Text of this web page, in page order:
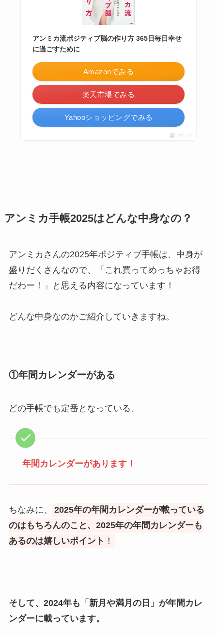
アンミカ流ポジティブ脳の作り方 365日毎日幸せ
に過ごすために
Amazonでみる
楽天市場でみる
Yahooショッピングでみる
ポチップ
アンミカ手帳2025はどんな中身なの？
アンミカさんの2025年ポジティブ手帳は、中身が
盛りだくさんなので、「これ買ってめっちゃお得
だわー！」と思える内容になっています！
どんな中身なのかご紹介していきますね。
①年間カレンダーがある
どの手帳でも定番となっている、
年間カレンダーがあります！
ちなみに、
2025年の年間カレンダーが載っている
のはもちろんのこと、2025年の年間カレンダーも
あるのは嬉しいポイント ！
そして、2024年も「新月や満月の日」が年間カレ
ンダーに載っています。